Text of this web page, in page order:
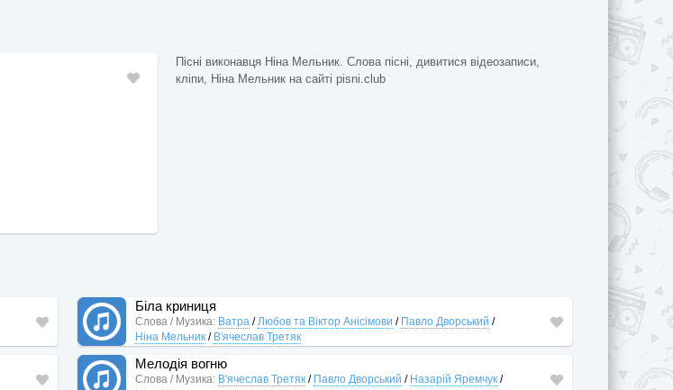
Пісні виконавця Ніна Мельник. Слова пісні, дивитися відеозаписи,
кліпи, Ніна Мельник на сайті pisni.club
Біла криниця
Слова / Музика: Ватра /Любов та Віктор Анісімови / Павло Дворський /
Ніна Мельник / В'ячеслав Третяк
Мелодія вогню
Слова / Музика: В'ячеслав Третяк / Павло Дворський / Назарій Яремчук /